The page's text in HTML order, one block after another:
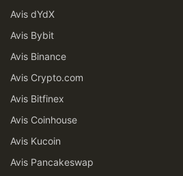
Avis dYdX
Avis Bybit
Avis Binance
Avis Crypto.com
Avis Bitfinex
Avis Coinhouse
Avis Kucoin
Avis Pancakeswap